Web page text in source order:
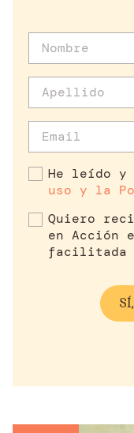
He leído y
uso y la
Quiero
en Acción
facilitada